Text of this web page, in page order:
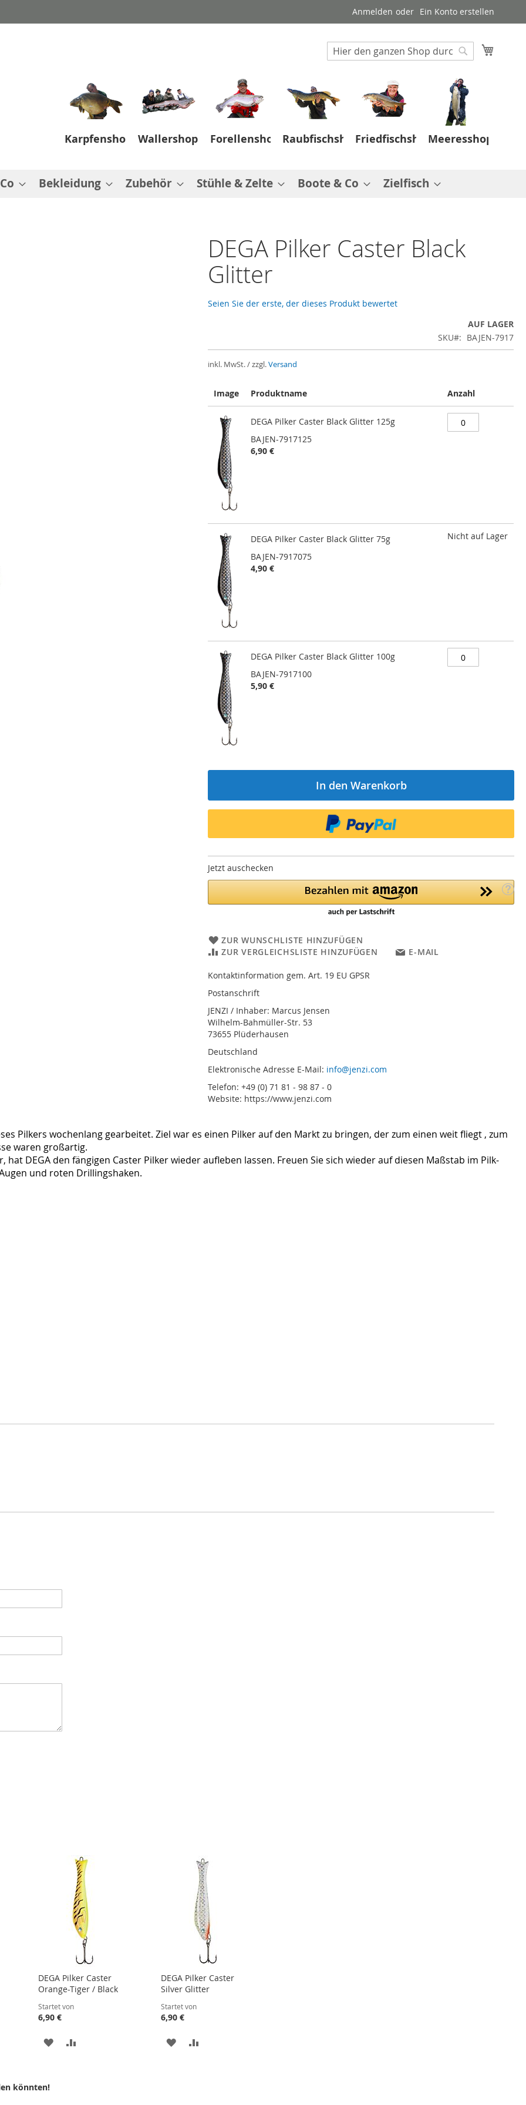
Anmelden Ein Konto erstellen
Suche
Suche
Karpfenshop Wallershop Forellenshop RaubfischshopFriedfischshopMeeresshop
Bekleidung Zubehör Stühle & Zelte Boote & Co Zielfisch
DEGA Pilker Caster Black
Glitter
Seien Sie der erste, der dieses Produkt bewertet
AUF LAGER
SKU
BAJEN-7917
inkl. MwSt. / zzgl.Versand
Produkte
Artikel
Image Produktname Anzahl
DEGA Pilker Caster Black Glitter 125g
BAJEN-7917125
6,90 €
DEGA Pilker Caster Black Glitter 75g
BAJEN-7917075
4,90 €
Nicht auf Lager
DEGA Pilker Caster Black Glitter 100g
BAJEN-7917100
5,90 €
In den Warenkorb
Jetzt auschecken
ZUR WUNSCHLISTE HINZUFÜGEN
ZUR VERGLEICHSLISTE HINZUFÜGEN
E-MAIL
Kontaktinformation gem. Art. 19 EU GPSR
Postanschrift
JENZI / Inhaber: Marcus Jensen
Wilhelm-Bahmüller-Str. 53
73655 Plüderhausen
Deutschland
Elektronische Adresse E-Mail: info@jenzi.com
Telefon: +49 (0) 71 81 - 98 87 - 0
Website: https://www.jenzi.com
Pilkers wochenlang gearbeitet. Ziel war es einen Pilker auf den Markt zu bringen, der zum einen weit fliegt , zum
waren großartig.
DEGA den fängigen Caster Pilker wieder aufleben lassen. Freuen Sie sich wieder auf diesen Maßstab im Pilk-
und roten Drillingshaken.
DEGA Pilker Caster
Orange-Tiger / Black
Startet von
6,90 €
ZUR
DEGA Pilker Caster
Silver Glitter
Startet von
6,90 €
ZUR
könnten!